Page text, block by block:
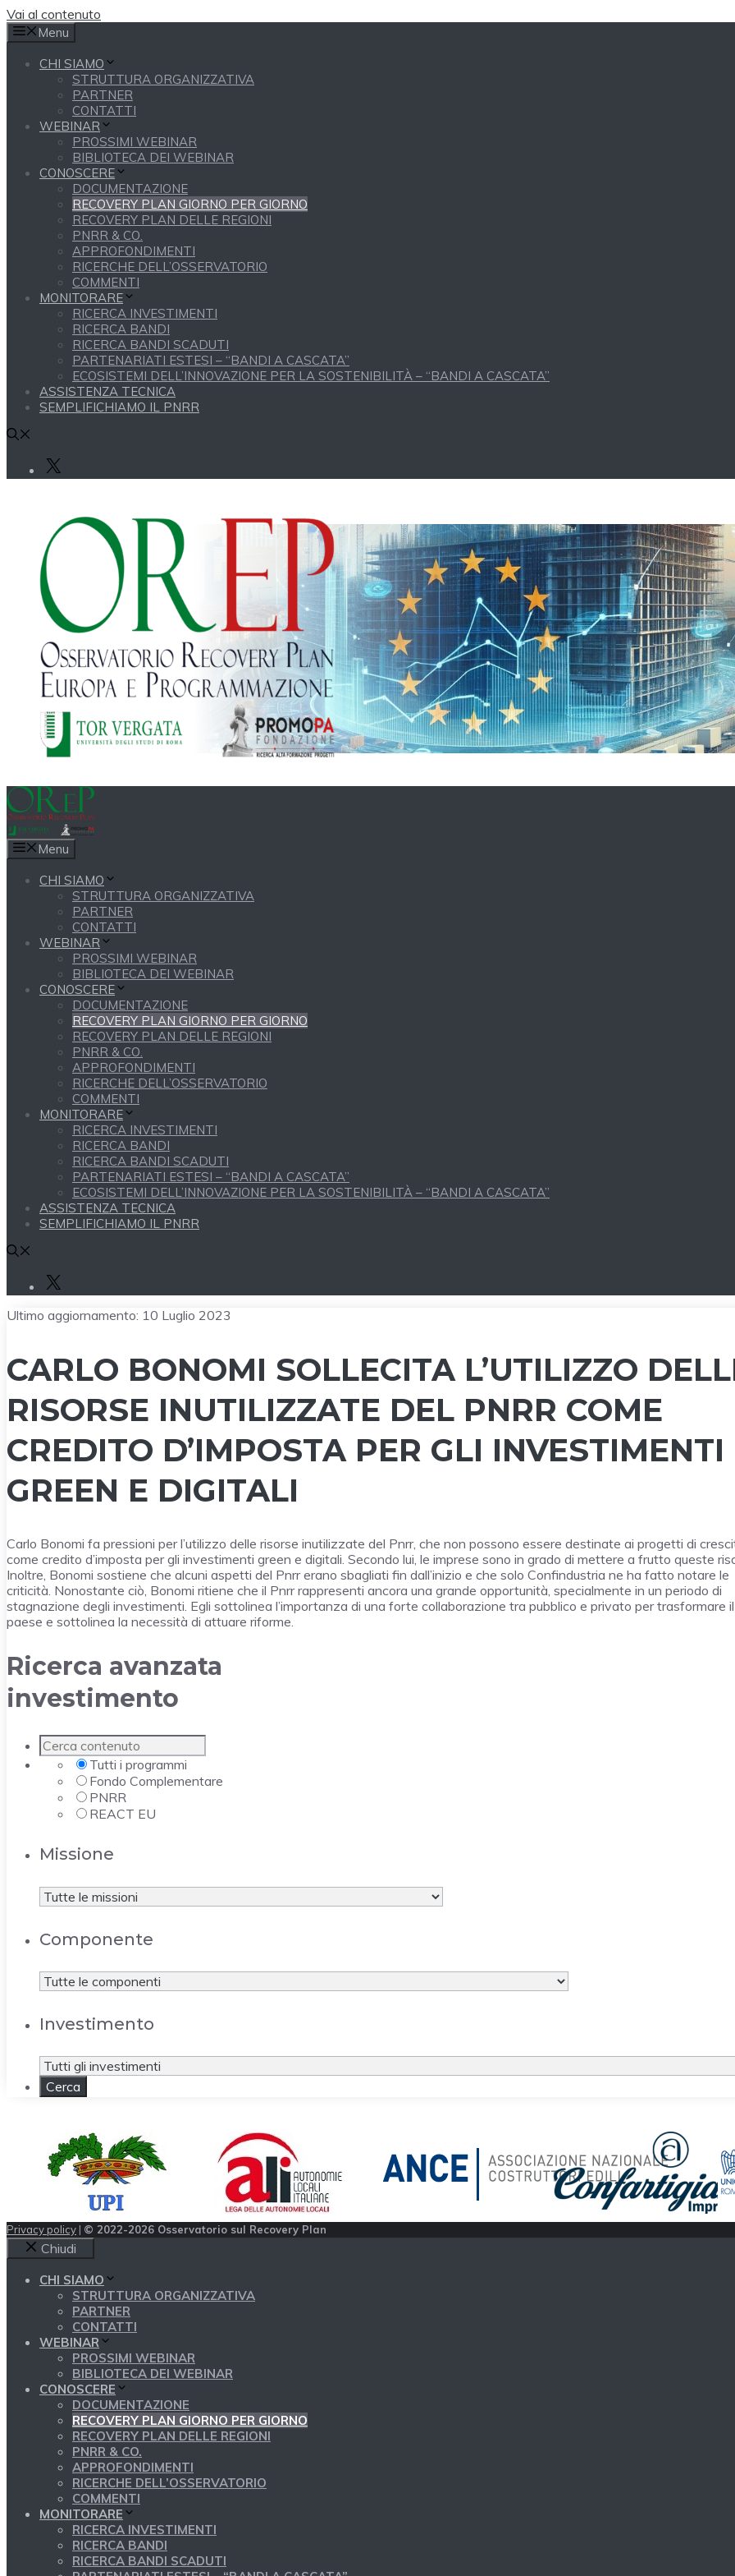
Vai al contenuto
Menu
CHI SIAMO
STRUTTURA ORGANIZZATIVA
PARTNER
CONTATTI
WEBINAR
PROSSIMI WEBINAR
BIBLIOTECA DEI WEBINAR
CONOSCERE
DOCUMENTAZIONE
RECOVERY PLAN GIORNO PER GIORNO
RECOVERY PLAN DELLE REGIONI
PNRR & CO.
APPROFONDIMENTI
RICERCHE DELL’OSSERVATORIO
COMMENTI
MONITORARE
RICERCA INVESTIMENTI
RICERCA BANDI
RICERCA BANDI SCADUTI
PARTENARIATI ESTESI – “BANDI A CASCATA”
ECOSISTEMI DELL’INNOVAZIONE PER LA SOSTENIBILITÀ – “BANDI A CASCATA”
ASSISTENZA TECNICA
SEMPLIFICHIAMO IL PNRR
Menu
CHI SIAMO
STRUTTURA ORGANIZZATIVA
PARTNER
CONTATTI
WEBINAR
PROSSIMI WEBINAR
BIBLIOTECA DEI WEBINAR
CONOSCERE
DOCUMENTAZIONE
RECOVERY PLAN GIORNO PER GIORNO
RECOVERY PLAN DELLE REGIONI
PNRR & CO.
APPROFONDIMENTI
RICERCHE DELL’OSSERVATORIO
COMMENTI
MONITORARE
RICERCA INVESTIMENTI
RICERCA BANDI
RICERCA BANDI SCADUTI
PARTENARIATI ESTESI – “BANDI A CASCATA”
ECOSISTEMI DELL’INNOVAZIONE PER LA SOSTENIBILITÀ – “BANDI A CASCATA”
ASSISTENZA TECNICA
SEMPLIFICHIAMO IL PNRR
Ultimo aggiornamento: 10 Luglio 2023
CARLO BONOMI SOLLECITA L’UTILIZZO
RISORSE INUTILIZZATE DEL PNRR COME
CREDITO D’IMPOSTA PER GLI INVESTIMENTI
GREEN E DIGITALI
Carlo Bonomi fa pressioni per l’utilizzo delle risorse inutilizzate del Pnrr, che non possono essere destinate ai progetti di
come credito d’imposta per gli investimenti green e digitali. Secondo lui, le imprese sono in grado di mettere a frutto queste
Inoltre, Bonomi sostiene che alcuni aspetti del Pnrr erano sbagliati fin dall’inizio e che solo Confindustria ne ha fatto notare le
criticità. Nonostante ciò, Bonomi ritiene che il Pnrr rappresenti ancora una grande opportunità, specialmente in un periodo di
stagnazione degli investimenti. Egli sottolinea l’importanza di una forte collaborazione tra pubblico e privato per trasformare il
paese e sottolinea la necessità di attuare riforme.
Ricerca avanzata
investimento
Tutti i programmi
Fondo Complementare
PNRR
REACT EU
Missione
Componente
Investimento
Privacy policy | © 2022-2026 Osservatorio sul Recovery Plan
Chiudi
CHI SIAMO
STRUTTURA ORGANIZZATIVA
PARTNER
CONTATTI
WEBINAR
PROSSIMI WEBINAR
BIBLIOTECA DEI WEBINAR
CONOSCERE
DOCUMENTAZIONE
RECOVERY PLAN GIORNO PER GIORNO
RECOVERY PLAN DELLE REGIONI
PNRR & CO.
APPROFONDIMENTI
RICERCHE DELL’OSSERVATORIO
COMMENTI
MONITORARE
RICERCA INVESTIMENTI
RICERCA BANDI
RICERCA BANDI SCADUTI